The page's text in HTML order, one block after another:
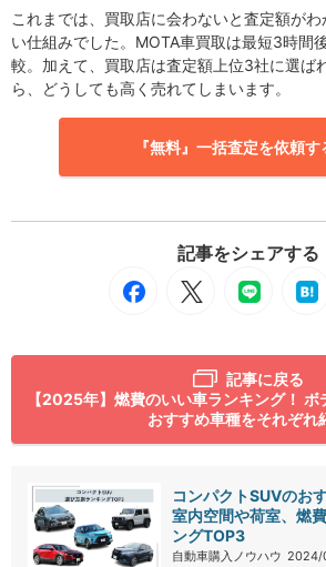
これまでは、買取店に会わないと査定額が
い仕組みでした。MOTA車買取は最短3時間
較。加えて、買取店は査定額上位3社に選ば
ら、どうしても高く売れてしまいます。
『無料』一括査定を依頼
記事をシェアする
記事に戻る
【2025年】燃費のいい車ランキング！
おすすめ車種をそれぞれ
コンパクトSUVのお
室内空間や荷室、燃
ングTOP3
自動車購入ノウハウ 2024/